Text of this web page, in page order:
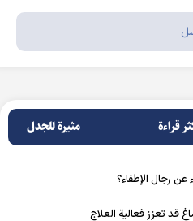
قراءة مثيرة للجدل
عن رجال الإطفاء؟
قد تعزز فعالية العلاج